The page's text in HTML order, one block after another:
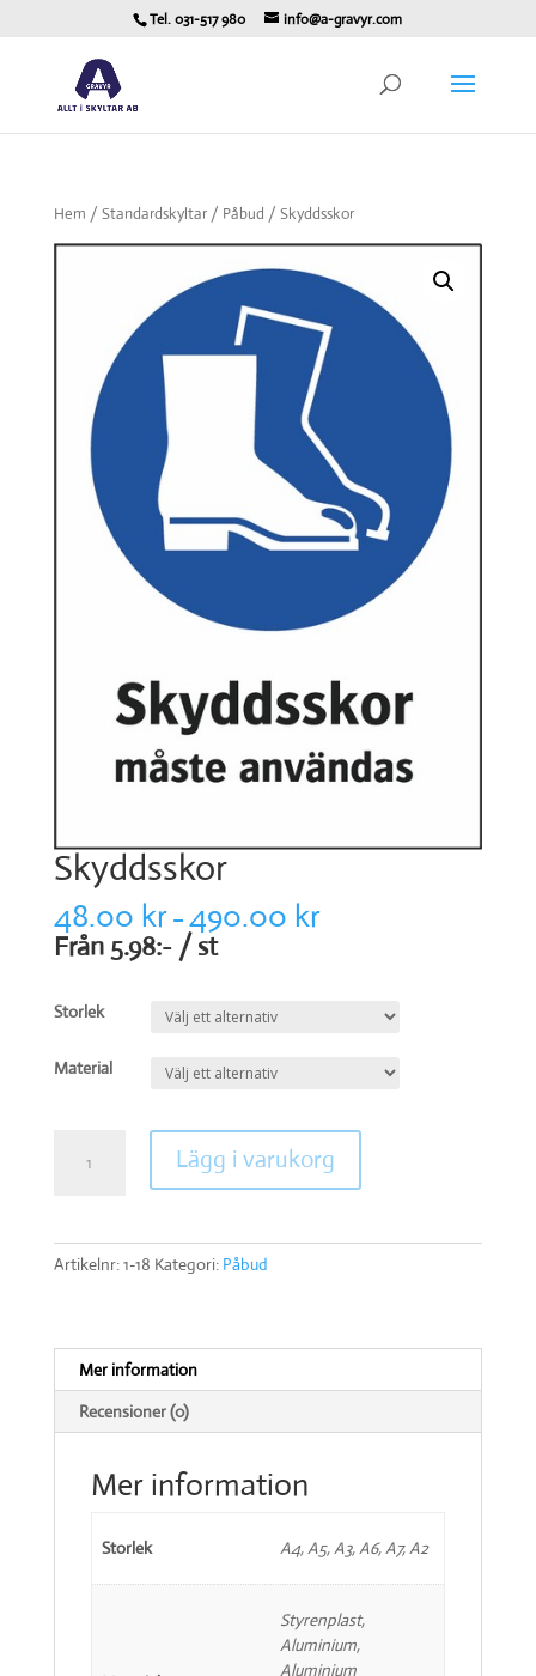
Tel. 031-517 980 info@a-gravyr.com
Hem / Standardskyltar/ Påbud / Skyddsskor
Skyddsskor
48.00 kr– 490.00 kr
Från 5.98:- / st
Storlek
Material
mängd
Lägg i varukorg
Artikelnr:1-18 Kategori: Påbud
Mer information
Recensioner (0)
Mer information
Storlek A4, A5, A3, A6, A7, A2
Styrenplast,
Aluminium,
Aluminium